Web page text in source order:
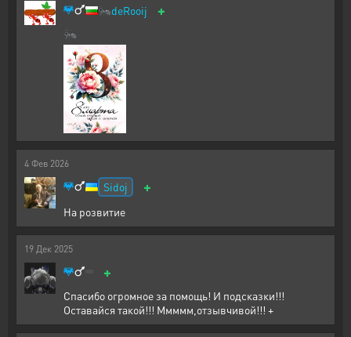
🐜deRooij +
🐜
4 Фев 2026
Sidoj +
На розвитие
19 Дек 2025
+
Спасибо огромное за помощь! И подсказки!!!
Оставайся такой!!! Ммммм,отзывчивой!!! +